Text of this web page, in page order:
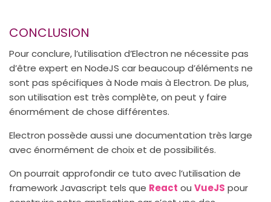
CONCLUSION
Pour conclure, l’utilisation d’Electron ne nécessite pas
d’être expert en NodeJS car beaucoup d’éléments ne
sont pas spécifiques à Node mais à Electron. De plus,
son utilisation est très complète, on peut y faire
énormément de chose différentes.
Electron possède aussi une documentation très large
avec énormément de choix et de possibilités.
On pourrait approfondir ce tuto avec l’utilisation de
framework Javascript tels que React ou VueJS pour